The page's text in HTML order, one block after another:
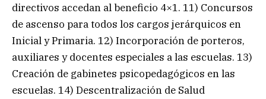
directivos accedan al beneficio 4×1. 11) Concursos
de ascenso para todos los cargos jerárquicos en
Inicial y Primaria. 12) Incorporación de porteros,
auxiliares y docentes especiales a las escuelas. 13)
Creación de gabinetes psicopedagógicos en las
escuelas. 14) Descentralización de Salud